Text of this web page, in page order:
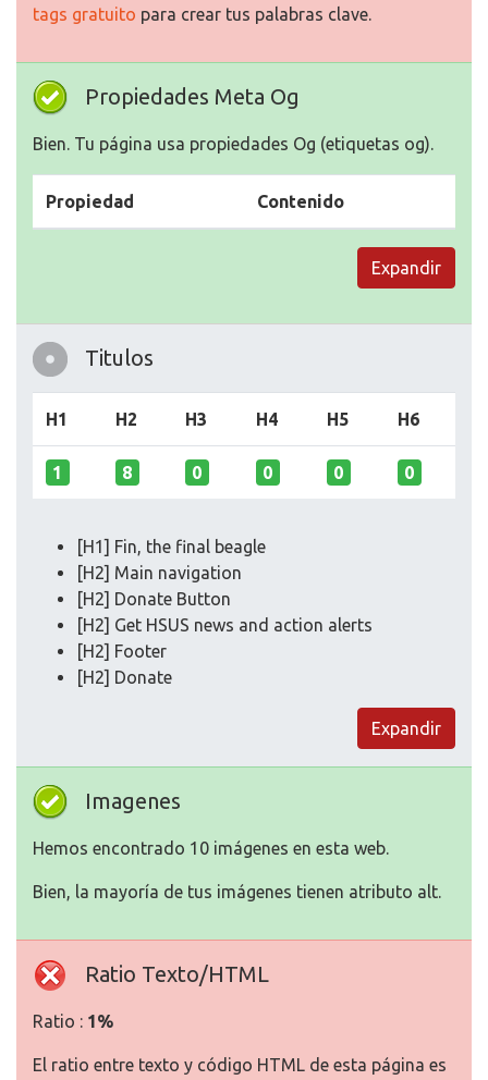
tags gratuito para crear tus palabras clave.
Propiedades Meta Og
Bien. Tu página usa propiedades Og (etiquetas og).
Propiedad Contenido
Expandir
Titulos
H1 H2 H3 H4 H5 H6
1 8 0 0 0 0
[H1] Fin, the final beagle
[H2] Main navigation
[H2] Donate Button
[H2] Get HSUS news and action alerts
[H2] Footer
[H2] Donate
Expandir
Imagenes
Hemos encontrado 10 imágenes en esta web.
Bien, la mayoría de tus imágenes tienen atributo alt.
Ratio Texto/HTML
Ratio : 1%
El ratio entre texto y código HTML de esta página es